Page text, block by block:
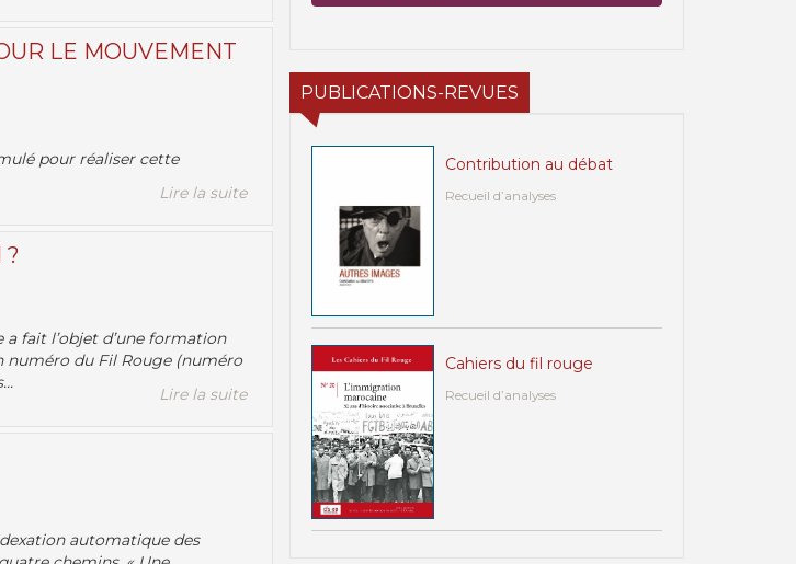
LE MOUVEMENT
pour réaliser cette
Lire la suite
?
fait l’objet d’une formation
numéro du Fil Rouge (numéro
Lire la suite
automatique des
PUBLICATIONS-REVUES
Contribution au débat
Recueil d’analyses
Cahiers du fil rouge
Recueil d’analyses